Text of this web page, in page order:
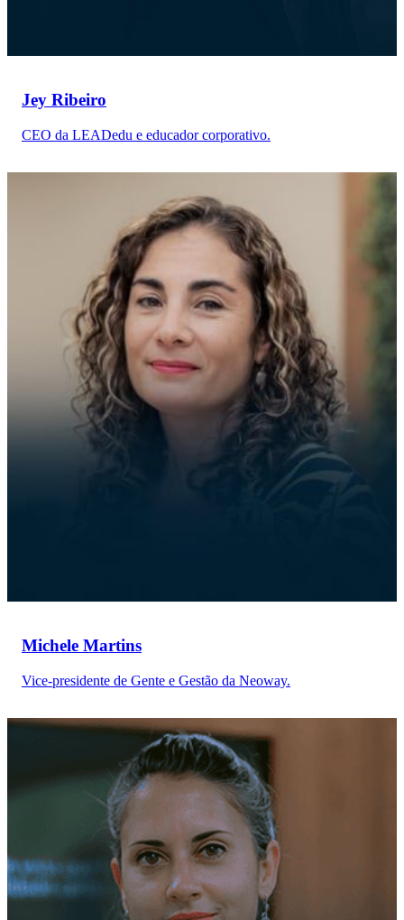
Jey Ribeiro
CEO da LEADedu e educador corporativo.
Michele Martins
Vice-presidente de Gente e Gestão da Neoway.